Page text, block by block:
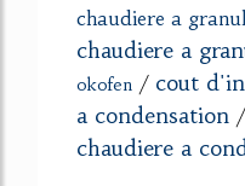
chaudiere a
chaudiere a
okofen / cout
a condensation /
chaudiere a